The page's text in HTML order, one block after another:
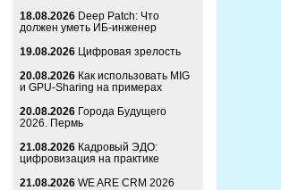
18.08.2026 Deep Patch: Что
должен уметь ИБ-инженер
19.08.2026 Цифровая зрелость
20.08.2026 Как использовать MIG
и GPU-Sharing на примерах
20.08.2026 Города Будущего
2026. Пермь
21.08.2026 Кадровый ЭДО:
цифровизация на практике
21.08.2026 WE ARE CRM 2026